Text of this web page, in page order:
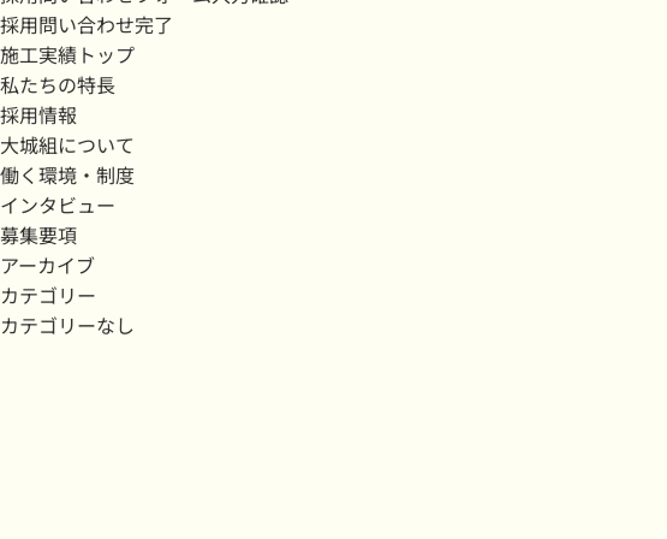
採用問い合わせ完了
施工実績トップ
私たちの特長
採用情報
大城組について
働く環境・制度
インタビュー
募集要項
アーカイブ
カテゴリー
カテゴリーなし